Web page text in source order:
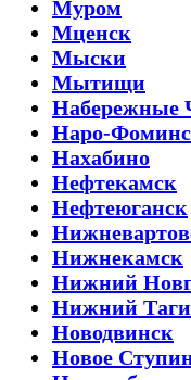
Муром
Мценск
Мыски
Мытищи
Набережные
Наро-
Нахабино
Нефтекамск
Нефтеюганск
Нижнекамск
Нижний
Нижний
Новодвинск
Новое